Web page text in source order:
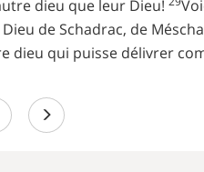
dieu que leur Dieu!
de Schadrac, de
dieu qui puisse délivrer